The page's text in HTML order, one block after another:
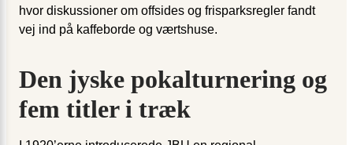
hvor diskussioner om offsides og frisparksregler fandt
vej ind på kaffeborde og værtshuse.
Den jyske pokalturnering og
fem titler i træk